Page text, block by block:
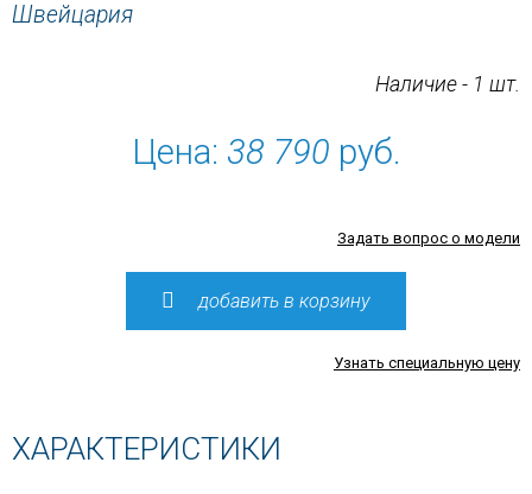
Швейцария
Наличие - 1 шт.
Цена: 38 790 руб.
Задать вопрос о модели
добавить в корзину
Узнать специальную цену
ХАРАКТЕРИСТИКИ